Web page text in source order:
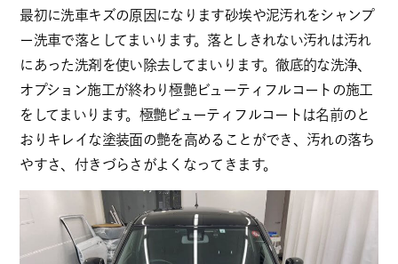
最初に洗車キズの原因になります砂埃や泥汚れをシャンプ
ー洗車で落としてまいります。落としきれない汚れは汚れ
にあった洗剤を使い除去してまいります。徹底的な洗浄、
オプション施工が終わり極艶ビューティフルコートの施工
をしてまいります。極艶ビューティフルコートは名前のと
おりキレイな塗装面の艶を高めることができ、汚れの落ち
やすさ、付きづらさがよくなってきます。